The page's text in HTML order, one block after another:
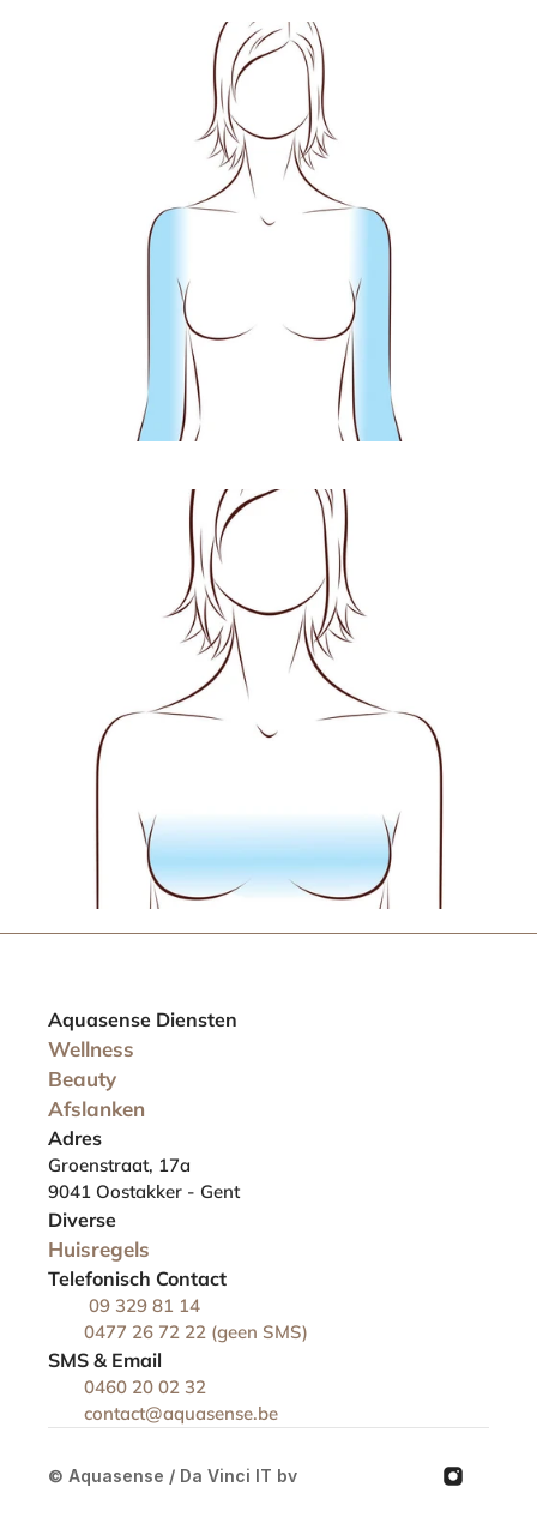
Aquasense Diensten
Wellness
Beauty
Afslanken
Adres
Groenstraat, 17a
9041 Oostakker - Gent
Diverse
Huisregels
Telefonisch Contact
09 329 81 14
0477 26 72 22 (geen SMS)
SMS & Email
0460 20 02 32
contact@aquasense.be
© Aquasense / Da Vinci IT bv